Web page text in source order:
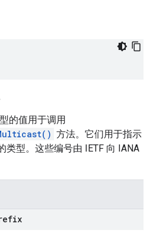
的值用于调用
方法。它们用于指示
类型。这些编号由 IETF 向 IANA